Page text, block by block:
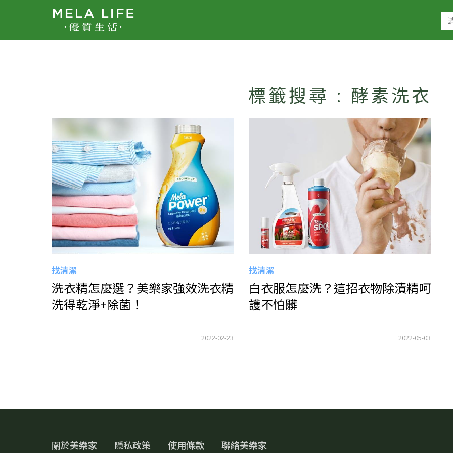
標籤搜尋 : 酵素洗衣
找清潔
洗衣精怎麼選？美樂家強效洗衣精
洗得乾淨+除菌！
2022-02-23
找清潔
白衣服怎麼洗？這招衣物除漬精呵
護不怕髒
2022-05-03
關於美樂家 隱私政策 使用條款 聯絡美樂家